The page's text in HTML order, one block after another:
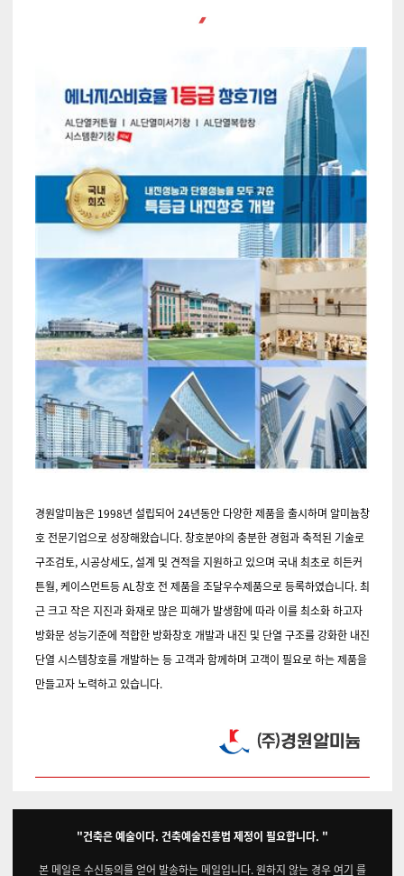
경원알미늄은 1998년 설립되어 24년동안 다양한 제품을 출시하며 알미늄창
호 전문기업으로 성장해왔습니다. 창호분야의 충분한 경험과 축적된 기술로
구조검토, 시공상세도, 설계 및 견적을 지원하고 있으며 국내 최초로 히든커
튼월, 케이스먼트등 AL창호 전 제품을 조달우수제품으로 등록하였습니다. 최
근 크고 작은 지진과 화재로 많은 피해가 발생함에 따라 이를 최소화 하고자
방화문 성능기준에 적합한 방화창호 개발과 내진 및 단열 구조를 강화한 내진
단열 시스템창호를 개발하는 등 고객과 함께하며 고객이 필요로 하는 제품을
만들고자 노력하고 있습니다.
"건축은 예술이다. 건축예술진흥법 제정이 필요합니다. "
본 메일은 수신동의를 얻어 발송하는 메일입니다. 원하지 않는 경우여기 를